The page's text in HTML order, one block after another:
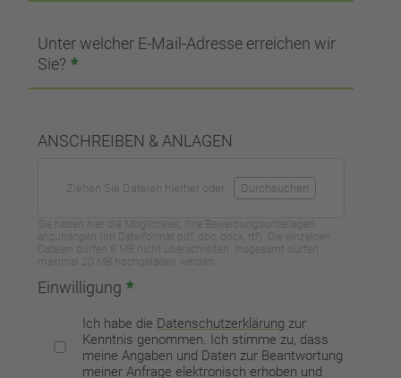
Unter welcher E-Mail-Adresse erreichen wir
Sie? *
ANSCHREIBEN & ANLAGEN
Ziehen Sie Dateien hierher oder Durchsuchen
Sie haben hier die Möglichkeit, Ihre Bewerbungsunterlagen
anzuhängen (im Dateiformat pdf, doc, docx, rtf). Die einzelnen
Dateien dürfen 8 MB nicht überschreiten. Insgesamt dürfen
maximal 20 MB hochgeladen werden.
Einwilligung *
Ich habe die Datenschutzerklärungzur
Kenntnis genommen. Ich stimme zu, dass
meine Angaben und Daten zur Beantwortung
meiner Anfrage elektronisch erhoben und